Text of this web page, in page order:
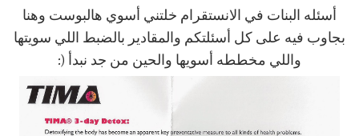
أسئله البنات في الانستقرام خلتني أسوي هالبوست وهنا
بجاوب فيه على كل أسئلتكم والمقادير بالضبط اللي سويتها
واللي مخططه أسويها والحين من جد نبدأ (: